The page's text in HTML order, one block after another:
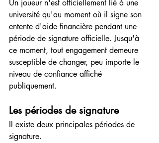
Un joueur n'est officiellement lié à une
université qu'au moment où il signe son
entente d'aide financière pendant une
période de signature officielle. Jusqu'à
ce moment, tout engagement demeure
susceptible de changer, peu importe le
niveau de confiance affiché
publiquement.
Les périodes de signature
Il existe deux principales périodes de
signature.